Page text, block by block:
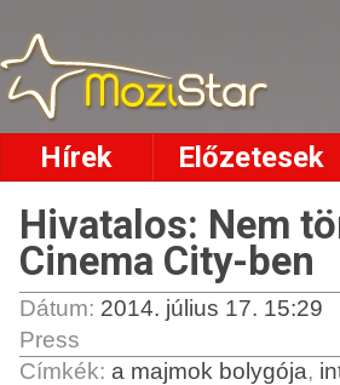
Hírek Előzetesek
Hivatalos: Nem
Cinema City-ben
Dátum: 2014. július 17. 15:29
Press
Címkék: a majmok bolygója,